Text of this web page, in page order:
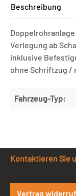
Beschreibung
Verlegung ab
inklusive
ohne Schriftzug /
Fahrzeug-Typ:
Kontaktieren Sie
Vertrag